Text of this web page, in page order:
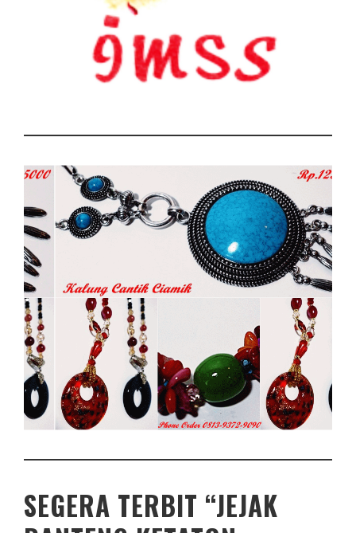
SEGERA TERBIT “JEJAK